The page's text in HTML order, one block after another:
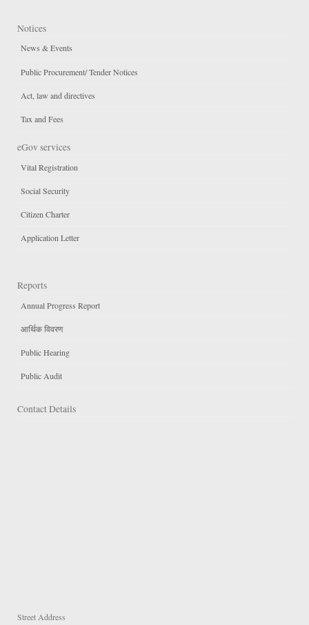
Notices
News & Events
Public Procurement/ Tender Notices
Act, law and directives
Tax and Fees
eGov services
Vital Registration
Social Security
Citizen Charter
Application Letter
Reports
Annual Progress Report
आर्थिक विवरण
Public Hearing
Public Audit
Contact Details
Street Address